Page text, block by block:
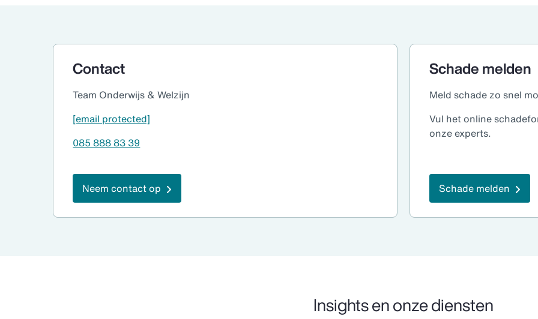
Contact
Team Onderwijs & Welzijn
[email protected]
085 888 83 39
Neem contact op
Schade melden
Meld schade zo snel
Vul het online
onze experts.
Schade melden
Insights en onze diensten